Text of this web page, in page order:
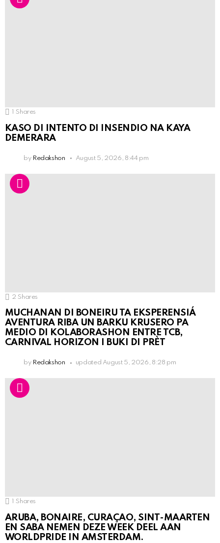
1 Shares
KASO DI INTENTO DI INSENDIO NA KAYA
DEMERARA
by Redakshon August 5, 2026, 8:44 pm
2 Shares
MUCHANAN DI BONEIRU TA EKSPERENSIÁ
AVENTURA RIBA UN BARKU KRUSERO PA
MEDIO DI KOLABORASHON ENTRE TCB,
CARNIVAL HORIZON I BUKI DI PRÈT
by Redakshon updated August 5, 2026, 8:28 pm
Shares
ARUBA, BONAIRE, CURAÇAO, SINT-MAARTEN
EN SABA NEMEN DEZE WEEK DEEL AAN
WORLDPRIDE IN AMSTERDAM.